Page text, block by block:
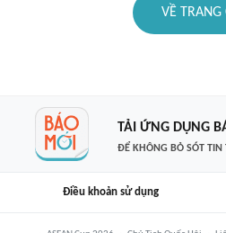
VỀ TRANG
TẢI ỨNG DỤNG
ĐỂ KHÔNG BỎ SÓT TIN
Điều khoản sử dụng